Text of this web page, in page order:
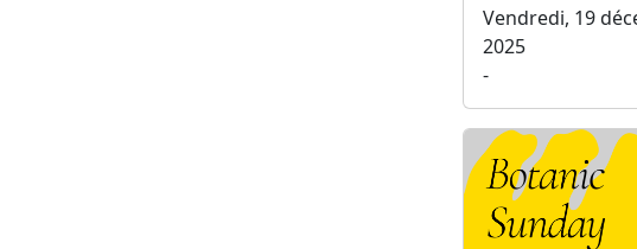
Vendredi, 19
2025
-